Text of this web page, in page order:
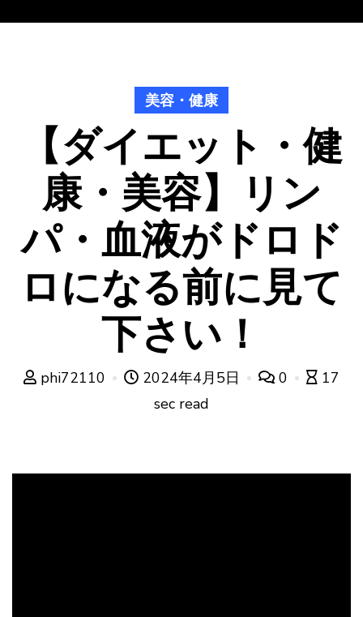
美容・健康
【ダイエット・健
康・美容】リン
パ・血液がドロド
ロになる前に見て
下さい！
phi72110 2024年4月5日 0
17
sec read